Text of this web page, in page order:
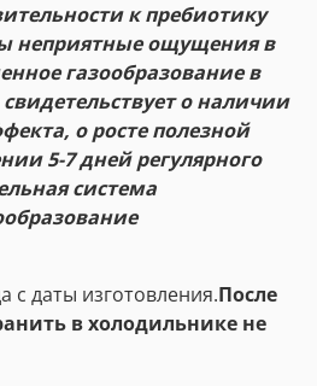
к пребиотику
неприятные ощущения в
газообразование в
о наличии
о росте полезной
5-7 дней регулярного
система
с даты изготовления.После
в холодильнике не